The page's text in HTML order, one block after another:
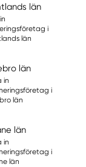
län
i
län
län
in
i
län
län
in
i
län